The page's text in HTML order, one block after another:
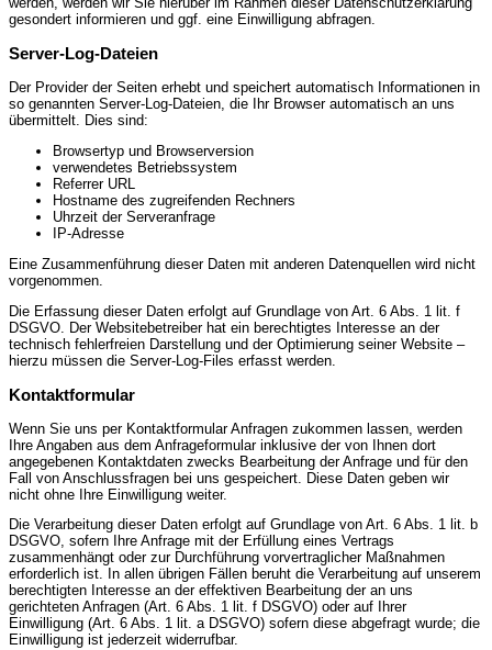
gesondert informieren und ggf. eine Einwilligung abfragen.
Server-Log-Dateien
Der Provider der Seiten erhebt und speichert automatisch Informationen in
so genannten Server-Log-Dateien, die Ihr Browser automatisch an uns
übermittelt. Dies sind:
Browsertyp und Browserversion
verwendetes Betriebssystem
Referrer URL
Hostname des zugreifenden Rechners
Uhrzeit der Serveranfrage
IP-Adresse
Eine Zusammenführung dieser Daten mit anderen Datenquellen wird nicht
vorgenommen.
Die Erfassung dieser Daten erfolgt auf Grundlage von Art. 6 Abs. 1 lit. f
DSGVO. Der Websitebetreiber hat ein berechtigtes Interesse an der
technisch fehlerfreien Darstellung und der Optimierung seiner Website –
hierzu müssen die Server-Log-Files erfasst werden.
Kontaktformular
Wenn Sie uns per Kontaktformular Anfragen zukommen lassen, werden
Ihre Angaben aus dem Anfrageformular inklusive der von Ihnen dort
angegebenen Kontaktdaten zwecks Bearbeitung der Anfrage und für den
Fall von Anschlussfragen bei uns gespeichert. Diese Daten geben wir
nicht ohne Ihre Einwilligung weiter.
Die Verarbeitung dieser Daten erfolgt auf Grundlage von Art. 6 Abs. 1 lit. b
DSGVO, sofern Ihre Anfrage mit der Erfüllung eines Vertrags
zusammenhängt oder zur Durchführung vorvertraglicher Maßnahmen
erforderlich ist. In allen übrigen Fällen beruht die Verarbeitung auf unserem
berechtigten Interesse an der effektiven Bearbeitung der an uns
gerichteten Anfragen (Art. 6 Abs. 1 lit. f DSGVO) oder auf Ihrer
Einwilligung (Art. 6 Abs. 1 lit. a DSGVO) sofern diese abgefragt wurde; die
Einwilligung ist jederzeit widerrufbar.